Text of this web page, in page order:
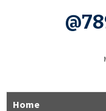
Home